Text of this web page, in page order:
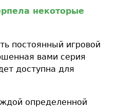
некоторые
постоянный игровой
вами серия
доступна для
определенной